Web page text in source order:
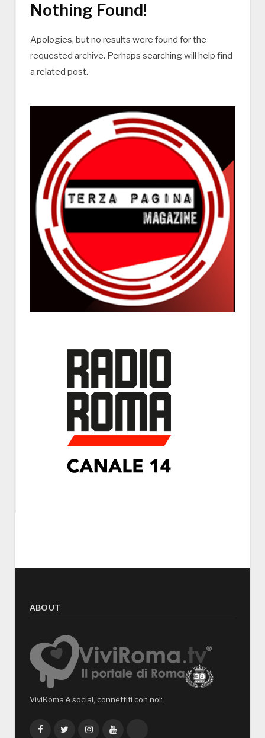
Nothing Found!
Apologies, but no results were found for the
requested archive. Perhaps searching will help find
a related post.
ABOUT
ViviRoma è social, connettiti con noi:
FacebookTwitterInstagramYouTube